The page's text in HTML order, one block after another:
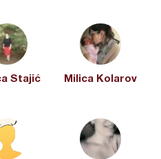
Stajić Milica Kolarov